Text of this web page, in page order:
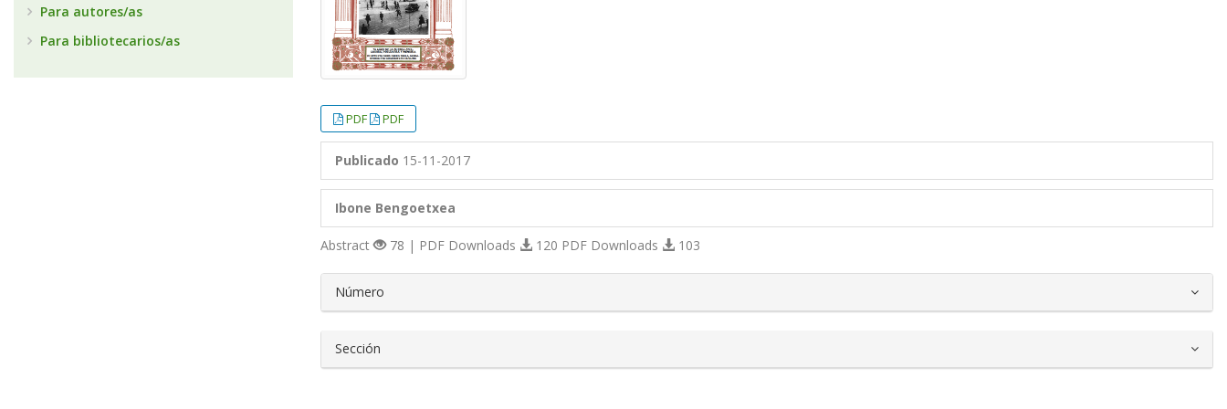
PDF PDF
Publicado 15-11-2017
Ibone Bengoetxea
Abstract 78 | PDF Downloads 120 PDF Downloads 103
##plugins.themes.bootstrap3.article.details##
Número
Sección
Para autores/as
Para bibliotecarios/as